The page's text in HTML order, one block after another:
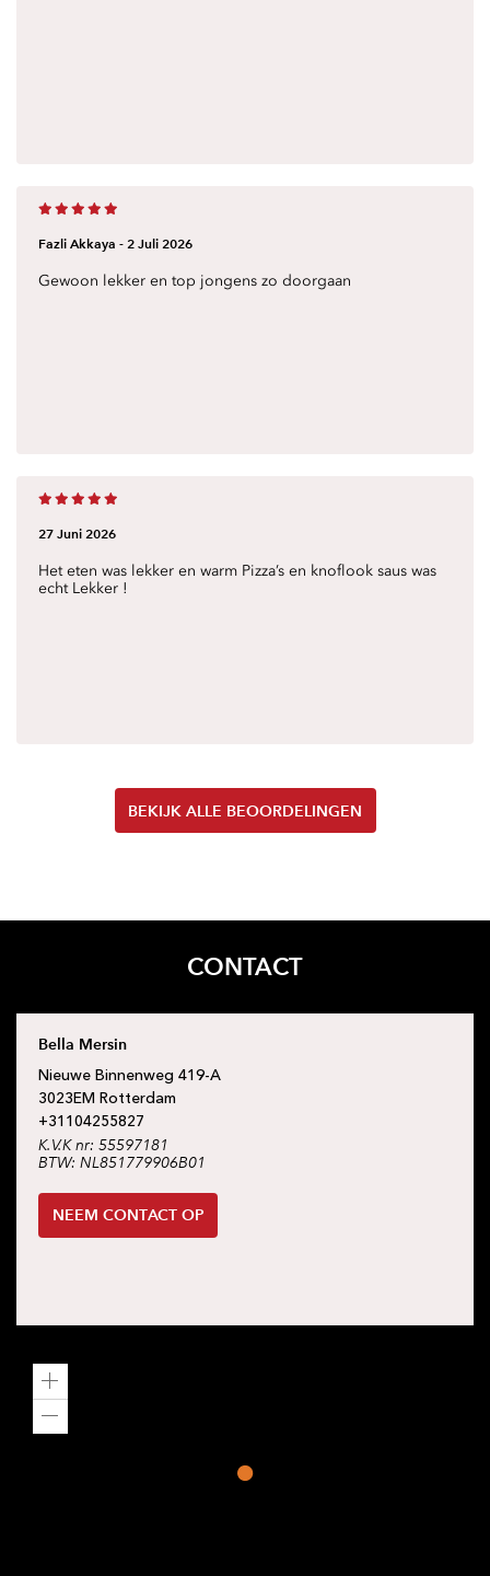
Fazli Akkaya - 2 Juli 2026
Gewoon lekker en top jongens zo doorgaan
27 Juni 2026
Het eten was lekker en warm Pizza’s en knoflook saus was
echt Lekker !
BEKIJK ALLE BEOORDELINGEN
CONTACT
Bella Mersin
Nieuwe Binnenweg 419-A
3023EM Rotterdam
+31 104255827
K.V.K nr: 55597181
BTW: NL851779906B01
NEEM CONTACT OP
Zoom